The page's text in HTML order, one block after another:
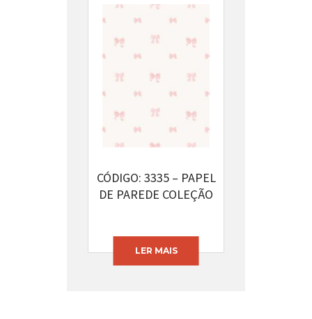
CÓDIGO: 3335 – PAPEL
DE PAREDE COLEÇÃO
LER MAIS